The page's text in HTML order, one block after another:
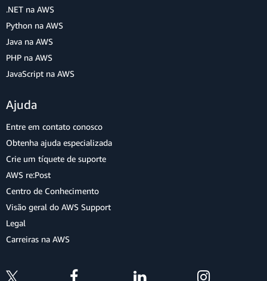
.NET na AWS
Python na AWS
Java na AWS
PHP na AWS
JavaScript na AWS
Ajuda
Entre em contato conosco
Obtenha ajuda especializada
Crie um tíquete de suporte
AWS re:Post
Centro de Conhecimento
Visão geral do AWS Support
Legal
Carreiras na AWS